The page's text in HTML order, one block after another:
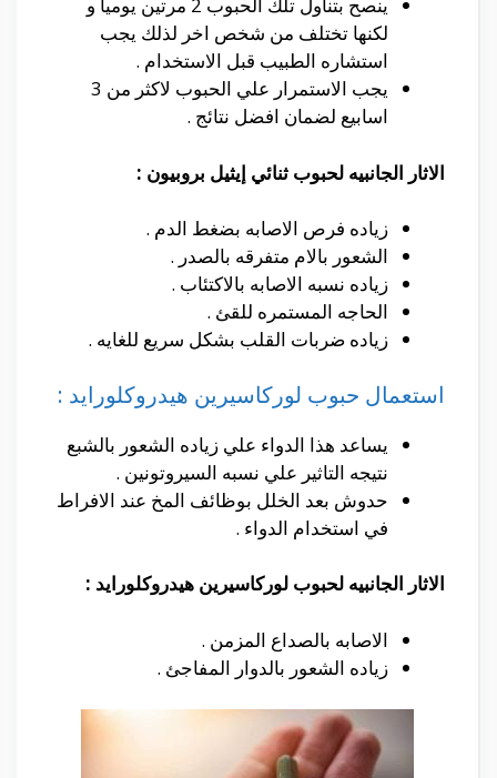
لكنها تختلف من شخص اخر لذلك يجب
استشاره الطبيب قبل الاستخدام .
يجب الاستمرار علي الحبوب لاكثر من 3
اسابيع لضمان افضل نتائج .
الاثار الجانبيه لحبوب ثنائي إيثيل بروبيون :
زياده فرص الاصابه بضغط الدم .
الشعور بالام متفرقه بالصدر .
زياده نسبه الاصابه بالاكتئاب .
الحاجه المستمره للقئ .
زياده ضربات القلب بشكل سريع للغايه .
استعمال حبوب لوركاسيرين هيدروكلورايد :
يساعد هذا الدواء علي زياده الشعور بالشبع
نتيجه التاثير علي نسبه السيروتونين .
حدوش بعد الخلل بوظائف المخ عند الافراط
في استخدام الدواء .
الاثار الجانبيه لحبوب لوركاسيرين هيدروكلورايد :
الاصابه بالصداع المزمن .
زياده الشعور بالدوار المفاجئ .